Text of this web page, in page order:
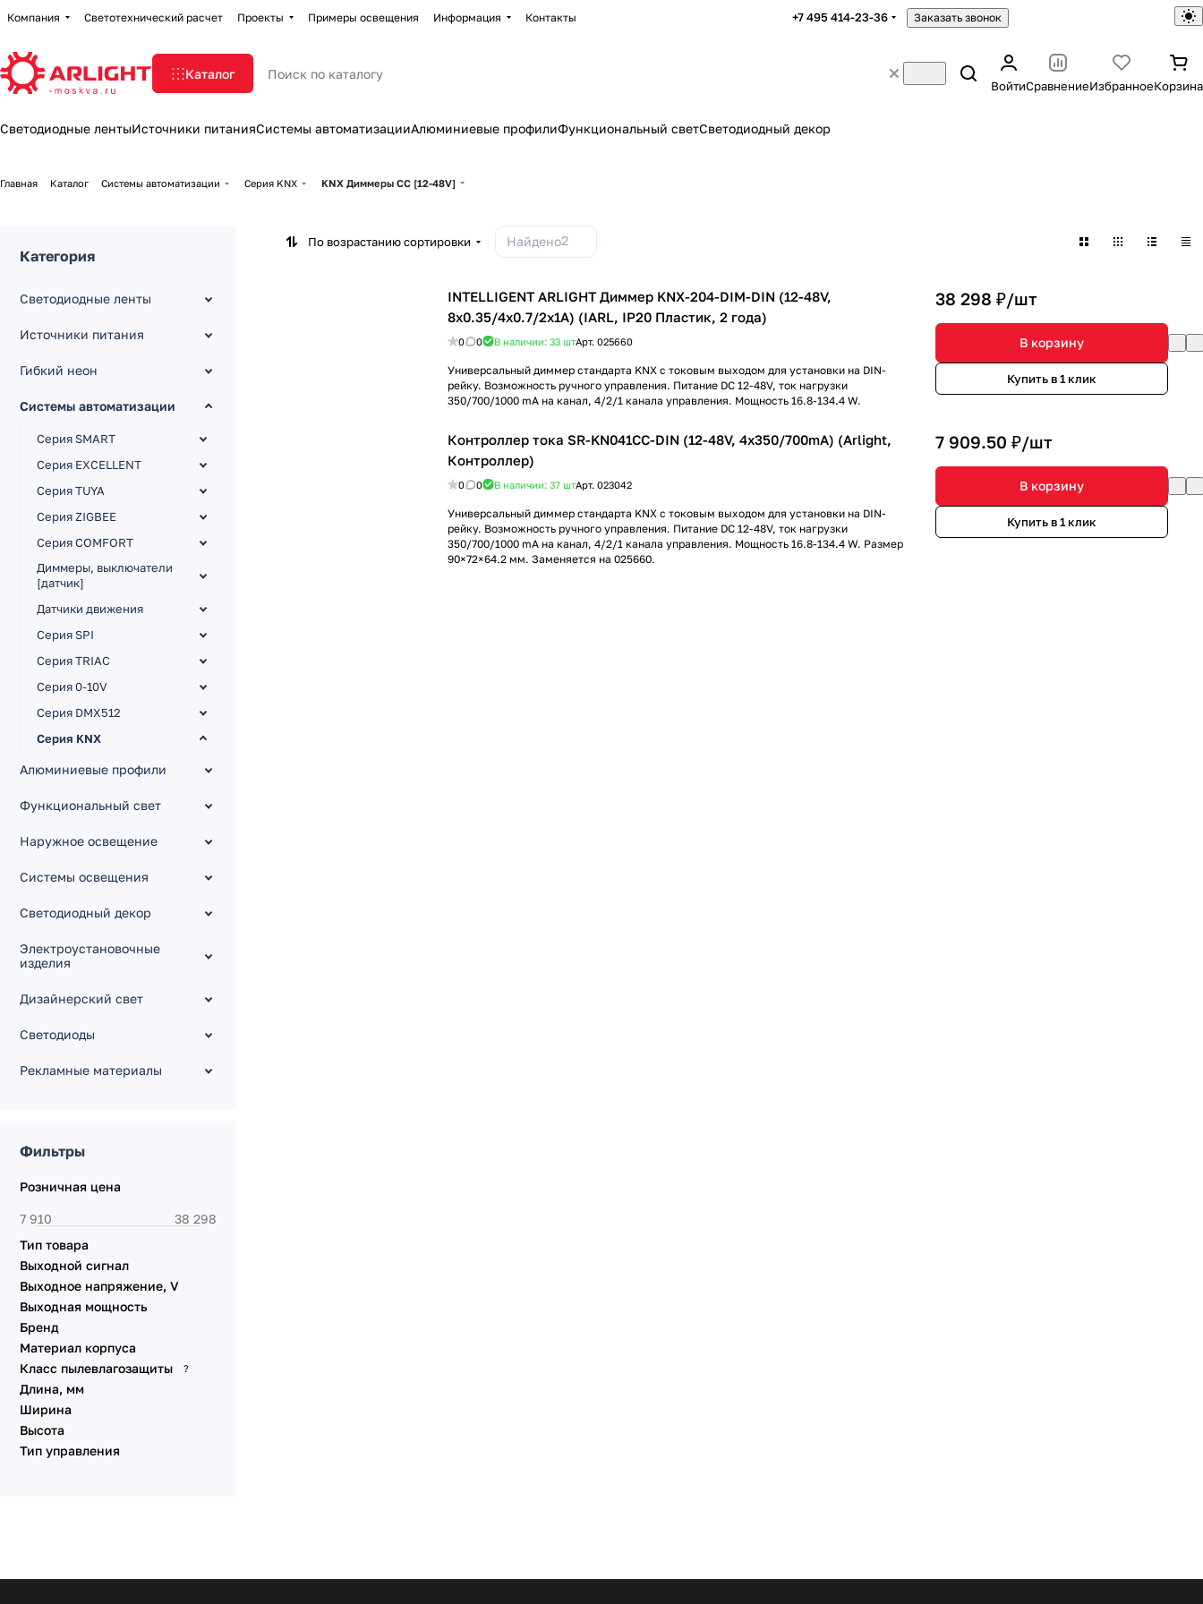
Компания Светотехнический расчет Проекты Примеры освещения Информация Контакты +7 495 414-23-36 Заказать звонок
Каталог
ВойтиСравнениеИзбранноеКорзина
Светодиодные лентыИсточники питанияСистемы автоматизацииАлюминиевые профилиФункциональный светСветодиодный декор
Главная Каталог Системы автоматизации Серия KNX KNX Диммеры CC [12-48V]
По возрастанию сортировки Найдено2
INTELLIGENT ARLIGHT Диммер KNX-204-DIM-DIN (12-48V,
8x0.35/4x0.7/2x1A) (IARL, IP20 Пластик, 2 года)
0 0 В наличии: 33 штАрт. 025660
Универсальный диммер стандарта KNX с токовым выходом для установки на DIN-
рейку. Возможность ручного управления. Питание DC 12-48V, ток нагрузки
350/700/1000 mA на канал, 4/2/1 канала управления. Мощность 16.8-134.4 W.
38 298 ₽/шт
В корзину
Купить в 1 клик
Контроллер тока SR-KN041CC-DIN (12-48V, 4x350/700mA) (Arlight,
Контроллер)
0 0 В наличии: 37 штАрт. 023042
Универсальный диммер стандарта KNX с токовым выходом для установки на DIN-
рейку. Возможность ручного управления. Питание DC 12-48V, ток нагрузки
350/700/1000 mA на канал, 4/2/1 канала управления. Мощность 16.8-134.4 W. Размер
90×72×64.2 мм. Заменяется на 025660.
7 909.50 ₽/шт
В корзину
Купить в 1 клик
Категория
Светодиодные ленты
Источники питания
Гибкий неон
Системы автоматизации
Серия SMART
Серия EXCELLENT
Серия TUYA
Серия ZIGBEE
Серия COMFORT
Диммеры, выключатели
[датчик]
Датчики движения
Серия SPI
Серия TRIAC
Серия 0-10V
Серия DMX512
Серия KNX
KNX Панели
KNX Релейные модули
KNX Питание шины
Серия DALI
Серия KINETIC
моторами
Алюминиевые профили
Функциональный свет
Наружное освещение
Системы освещения
Светодиодный декор
Электроустановочные
изделия
Дизайнерский свет
Светодиоды
Рекламные материалы
Фильтры
Розничная цена
Тип товара
Выходной сигнал
Выходное напряжение, V
Выходная мощность
Бренд
Материал корпуса
Класс пылевлагозащиты
?
Длина, мм
Ширина
Высота
Тип управления